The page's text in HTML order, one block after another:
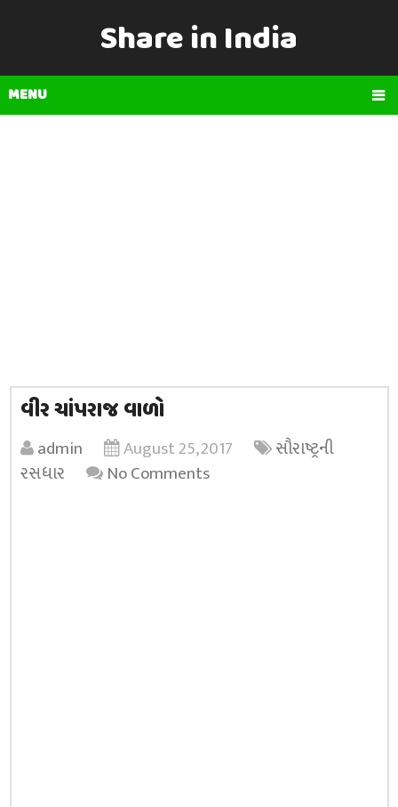
Share in India
MENU
વીર ચાંપરાજ વાળો
admin August 25, 2017
સૌરાષ્ટ્રની
રસધાર
No Comments